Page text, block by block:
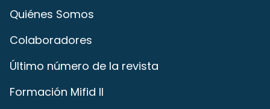
Quiénes Somos
Colaboradores
Último número de la revista
Formación Mifid II